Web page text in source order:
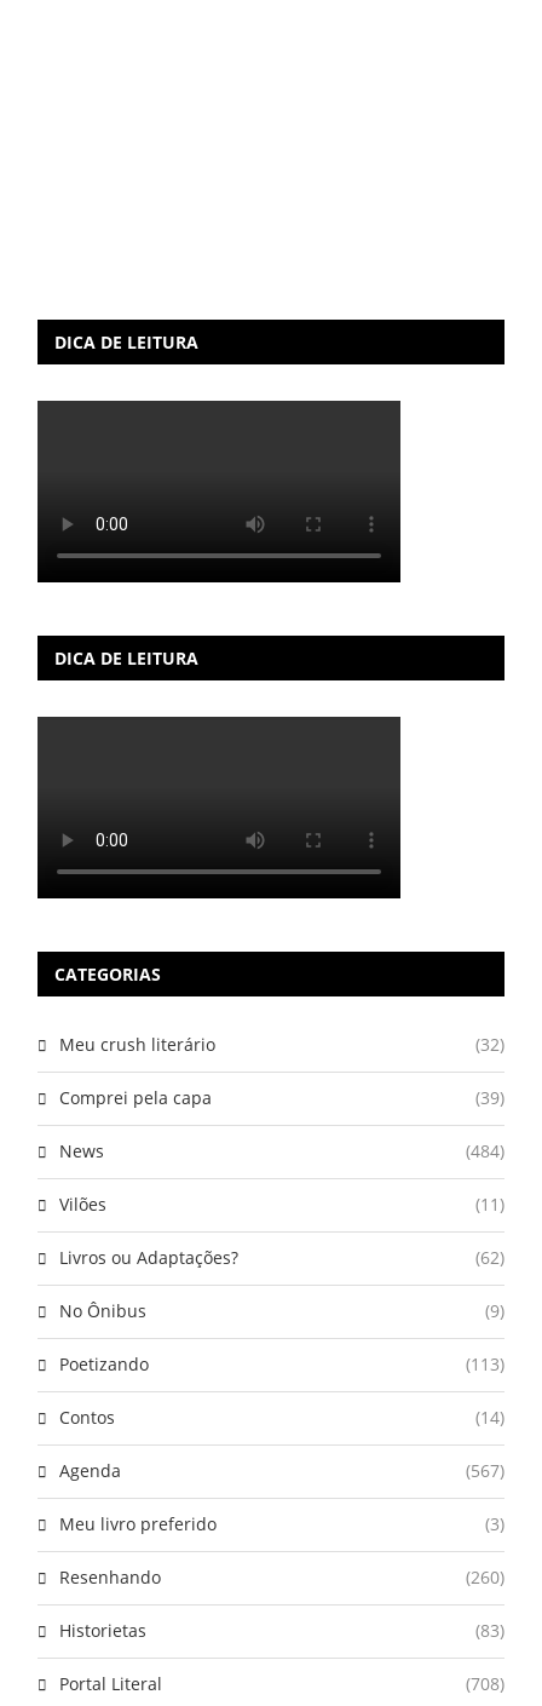
DICA DE LEITURA
DICA DE LEITURA
CATEGORIAS
Meu crush literário (32)
Comprei pela capa (39)
News (484)
Vilões (11)
Livros ou Adaptações? (62)
No Ônibus (9)
Poetizando (113)
Contos (14)
Agenda (567)
Meu livro preferido (3)
Resenhando (260)
Historietas (83)
Portal Literal (708)